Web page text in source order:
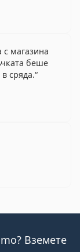
магазина
беше
сряда.
Вземете